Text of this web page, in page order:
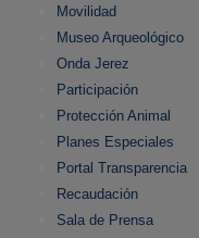
Movilidad
Museo Arqueológico
Onda Jerez
Participación
Protección Animal
Planes Especiales
Portal Transparencia
Recaudación
Sala de Prensa